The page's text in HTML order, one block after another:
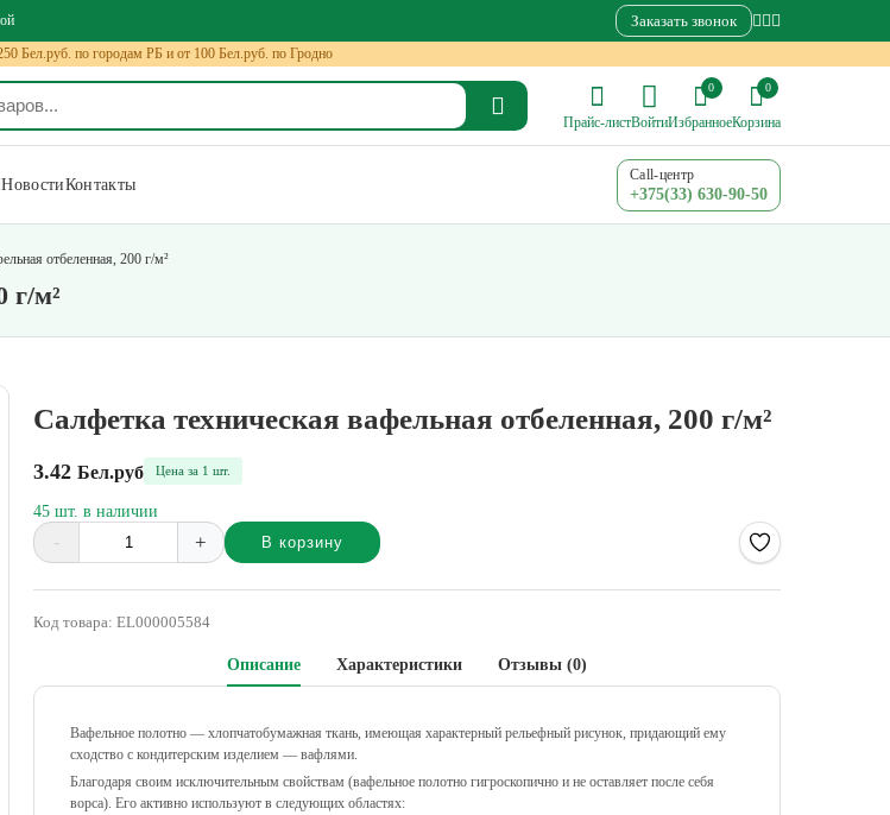
Заказать звонок
Бел.руб. по городам РБ и от 100 Бел.руб. по Гродно
Прайс-листВойти
0
Избранное
0
Корзина
НовостиКонтакты
Call-центр
+375(33) 630-90-50
отбеленная, 200 г/м²
г/м²
Салфетка техническая вафельная отбеленная, 200 г/м²
3.42 Бел.руб Цена за 1 шт.
45 шт. в наличии
- + В корзину
Alternative:
Код товара: EL000005584
Описание Характеристики Отзывы (0)
Вафельное полотно — хлопчатобумажная ткань, имеющая характерный рельефный рисунок, придающий ему
сходство с кондитерским изделием — вафлями.
Благодаря своим исключительным свойствам (вафельное полотно гигроскопично и не оставляет после себя
ворса). Его активно используют в следующих областях: